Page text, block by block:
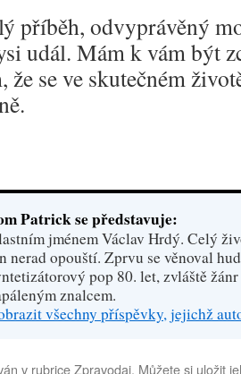
příběh, odvyprávěný
udál. Mám k vám být
se ve skutečném
Patrick se představuje:
jménem Václav Hrdý. Celý
nerad opouští. Zprvu se věnoval
pop 80. let, zvláště
znalcem.
všechny příspěvky, jejichž
v rubriceZpravodaj. Můžete si uložit